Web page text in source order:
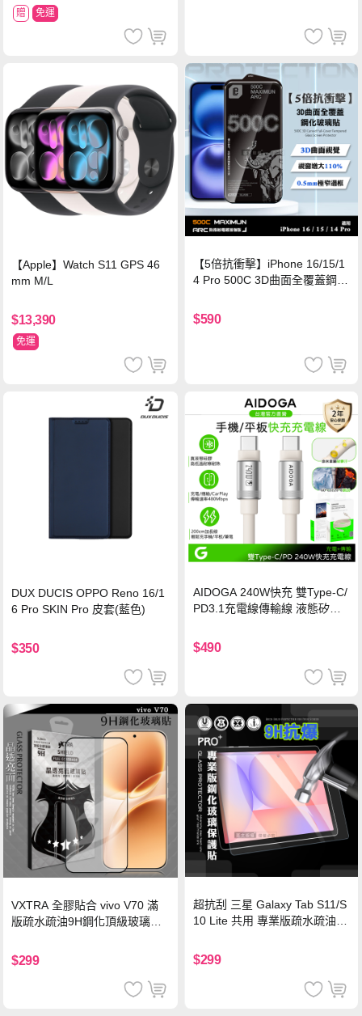
贈 免運
【Apple】Watch S11 GPS 46
mm M/L
$13,390
免運
【5倍抗衝擊】iPhone 16/15/1
4 Pro 500C 3D曲面全覆蓋鋼化
保護貼
$590
DUX DUCIS OPPO Reno 16/1
6 Pro SKIN Pro 皮套(藍色)
$350
AIDOGA 240W快充 雙Type-C/
PD3.1充電線傳輸線 液態矽膠
機/平板/筆電
$490
VXTRA 全膠貼合 vivo V70 滿
版疏水疏油9H鋼化頂級玻璃貼
$299
超抗刮 三星 Galaxy Tab S11/S
10 Lite 共用 專業版疏水疏油9
$299